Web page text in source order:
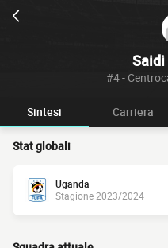
#4 -
Sintesi Carriera
Stat globali
Uganda
Stagione 2023/2024